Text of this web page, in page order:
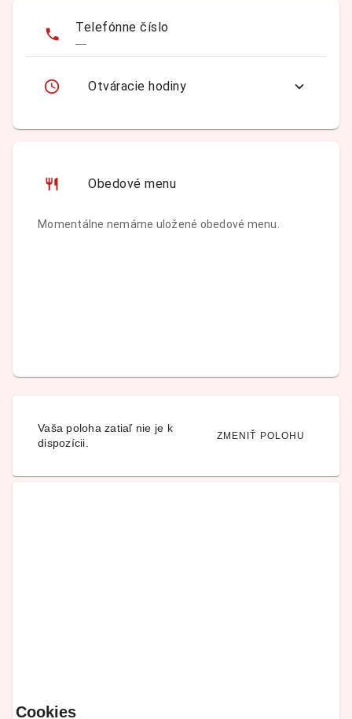
Telefónne číslo
—
Otváracie hodiny
Obedové menu
Momentálne nemáme uložené obedové menu.
Vaša poloha zatiaľ nie je k
dispozícii.
ZMENIŤ POLOHU
Cookies